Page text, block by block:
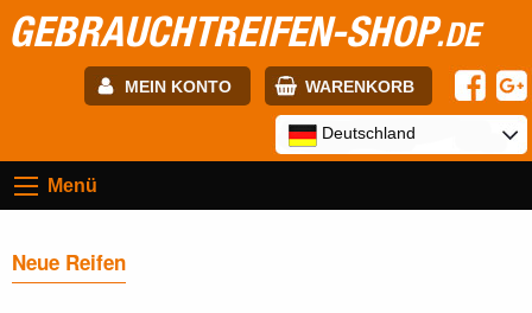
GEBRAUCHTREIFEN-SHOP.DE
MEIN KONTO WARENKORB
Passwort:
Deutschland
Menü
Neue Reifen